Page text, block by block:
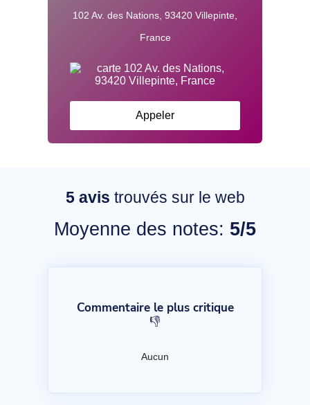
102 Av. des Nations, 93420 Villepinte,
France
Appeler
5 avis trouvés sur le web
Moyenne des notes: 5/5
Commentaire le plus critique
👎
Aucun